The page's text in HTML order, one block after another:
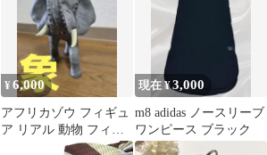
¥6,000
アフリカゾウ フィギュ
ア リアル 動物 フィギ
現在 ¥3,000
m8 adidas ノースリーブ
ワンピース ブラック